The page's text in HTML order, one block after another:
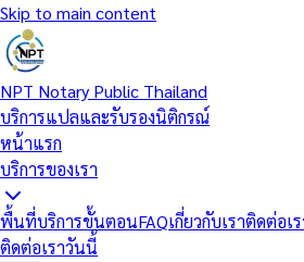
Skip to main content
NPT Notary Public Thailand
บริการแปลและรับรองนิติกรณ์
หน้าแรก
บริการของเรา
พื้นที่บริการขั้นตอนFAQเกี่ยวกับเราติดต่อเร
ติดต่อเราวันนี้